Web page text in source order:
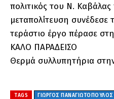
πολιτικός του Ν.
μεταπολίτευση συνέδεσε
τεράστιο έργο πέρασε
ΚΑΛΟ ΠΑΡΑΔΕΙΣΟ
Θερμά συλλυπητήρια
TAGS ΓΙΏΡΓΟΣ ΠΑΝΑΓΙΩΤΌΠΟΥΛΟΣ